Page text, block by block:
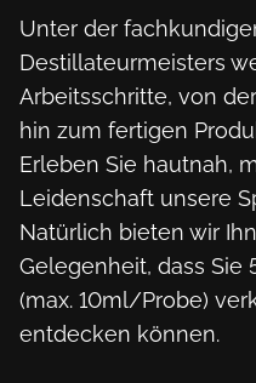
Unter der
Destillateurmeisters
Arbeitsschritte, von
hin zum fertigen
Erleben Sie hautnah,
Leidenschaft unsere
Natürlich bieten wir
Gelegenheit, dass Sie
(max. 10ml/Probe)
entdecken können.